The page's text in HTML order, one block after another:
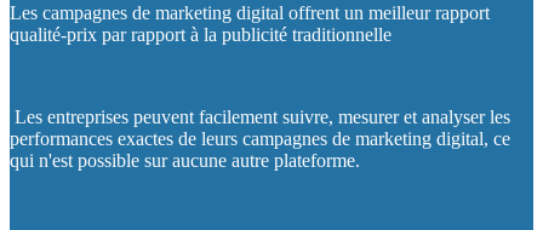
Les campagnes de marketing digital offrent un meilleur rapport
qualité-prix par rapport à la publicité traditionnelle
Les entreprises peuvent facilement suivre, mesurer et analyser les
performances exactes de leurs campagnes de marketing digital, ce
qui n'est possible sur aucune autre plateforme.